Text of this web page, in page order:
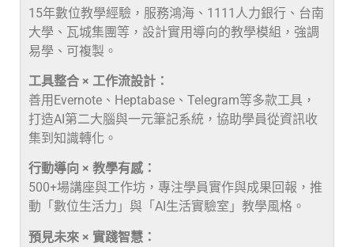
15年數位教學經驗，服務鴻海、1111人力銀行、台南
大學、瓦城集團等，設計實用導向的教學模組，強調
易學、可複製。
工具整合 × 工作流設計：
善用Evernote、Heptabase、Telegram等多款工具，
打造AI第二大腦與一元筆記系統，協助學員從資訊收
集到知識轉化。
行動導向 × 教學有感：
500+場講座與工作坊，專注學員實作與成果回報，推
動「數位生活力」與「AI生活實驗室」教學風格。
預見未來 × 實踐智慧：